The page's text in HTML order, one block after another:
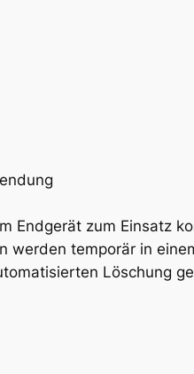
Endgerät zum Einsatz
werden temporär in
Löschung